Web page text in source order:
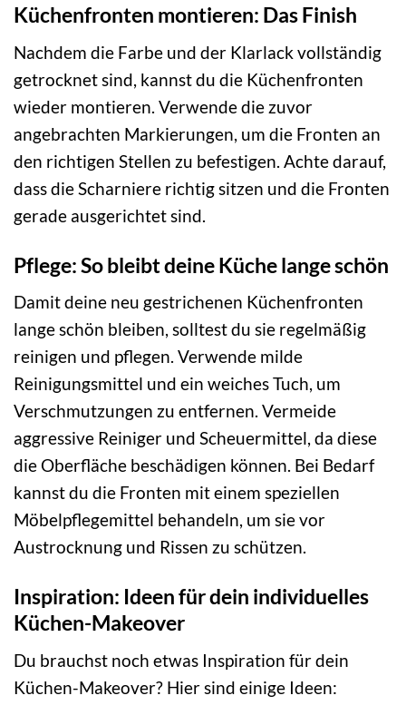
Küchenfronten montieren: Das Finish
Nachdem die Farbe und der Klarlack vollständig
getrocknet sind, kannst du die Küchenfronten
wieder montieren. Verwende die zuvor
angebrachten Markierungen, um die Fronten an
den richtigen Stellen zu befestigen. Achte darauf,
dass die Scharniere richtig sitzen und die Fronten
gerade ausgerichtet sind.
Pflege: So bleibt deine Küche lange schön
Damit deine neu gestrichenen Küchenfronten
lange schön bleiben, solltest du sie regelmäßig
reinigen und pflegen. Verwende milde
Reinigungsmittel und ein weiches Tuch, um
Verschmutzungen zu entfernen. Vermeide
aggressive Reiniger und Scheuermittel, da diese
die Oberfläche beschädigen können. Bei Bedarf
kannst du die Fronten mit einem speziellen
Möbelpflegemittel behandeln, um sie vor
Austrocknung und Rissen zu schützen.
Inspiration: Ideen für dein individuelles
Küchen-Makeover
Du brauchst noch etwas Inspiration für dein
Küchen-Makeover? Hier sind einige Ideen: